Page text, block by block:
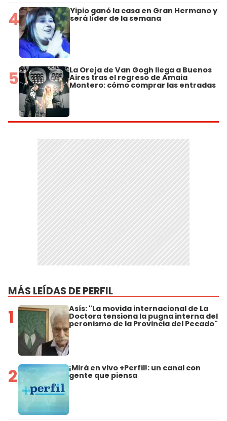
4 Yipio ganó la casa en Gran Hermano y
será líder de la semana
5 La Oreja de Van Gogh llega a Buenos
Aires tras el regreso de Amaia
Montero: cómo comprar las entradas
MÁS LEÍDAS DE PERFIL
1 Asís: "La movida internacional de La
Doctora tensiona la pugna interna del
peronismo de la Provincia del Pecado"
2 ¡Mirá en vivo +Perfil!: un canal con
gente que piensa